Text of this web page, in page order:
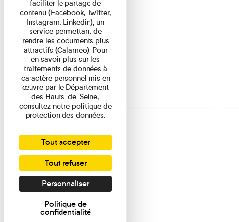
faciliter le partage de
contenu (Facebook, Twitter,
Instagram, Linkedin), un
service permettant de
rendre les documents plus
attractifs (Calameo). Pour
en savoir plus sur les
traitements de données à
caractère personnel mis en
œuvre par le Département
des Hauts-de-Seine,
consultez notre politique de
protection des données.
Tout accepter
Tout refuser
Personnaliser
Politique de
confidentialité